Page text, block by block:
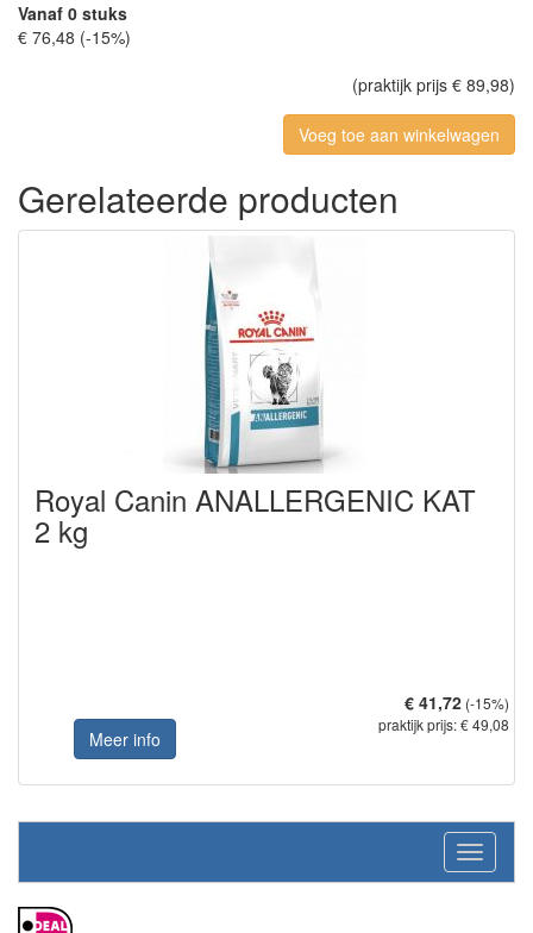
Vanaf 0 stuks
€ 76,48 (-15%)
(praktijk prijs € 89,98)
Gerelateerde producten
Royal Canin ANALLERGENIC KAT
2 kg
Meer info
€ 41,72 (-15%)
praktijk prijs: € 49,08